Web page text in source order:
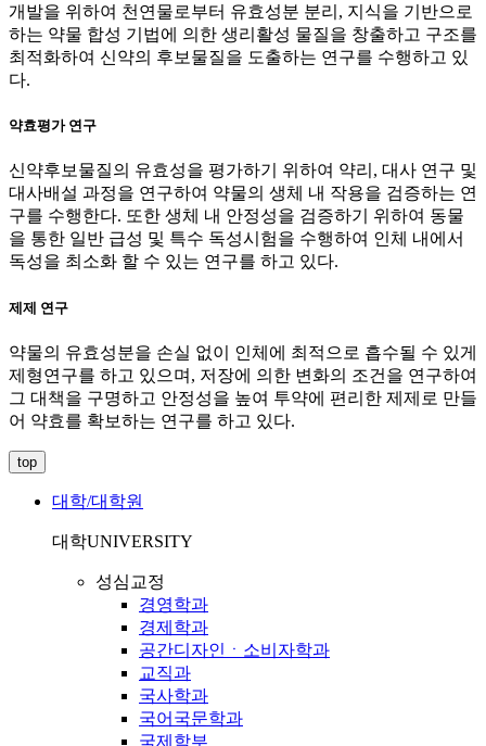
개발을 위하여 천연물로부터 유효성분 분리, 지식을 기반으로
하는 약물 합성 기법에 의한 생리활성 물질을 창출하고 구조를
최적화하여 신약의 후보물질을 도출하는 연구를 수행하고 있
다.
약효평가 연구
신약후보물질의 유효성을 평가하기 위하여 약리, 대사 연구 및
대사배설 과정을 연구하여 약물의 생체 내 작용을 검증하는 연
구를 수행한다. 또한 생체 내 안정성을 검증하기 위하여 동물
을 통한 일반 급성 및 특수 독성시험을 수행하여 인체 내에서
독성을 최소화 할 수 있는 연구를 하고 있다.
제제 연구
약물의 유효성분을 손실 없이 인체에 최적으로 흡수될 수 있게
제형연구를 하고 있으며, 저장에 의한 변화의 조건을 연구하여
그 대책을 구명하고 안정성을 높여 투약에 편리한 제제로 만들
어 약효를 확보하는 연구를 하고 있다.
top
대학/대학원
대학UNIVERSITY
성심교정
경영학과
경제학과
공간디자인ㆍ소비자학과
교직과
국사학과
국어국문학과
국제학부